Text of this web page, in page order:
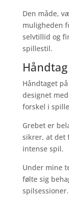
Den måde,
muligheden
selvtillid og
spillestil.
Håndtaget
designet
forskel i
Grebet er
sikrer, at det
intense spil.
Under mine
følte sig
spilsessioner.